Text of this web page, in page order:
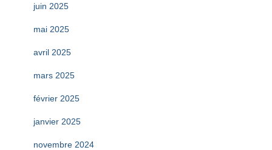
juin 2025
mai 2025
avril 2025
mars 2025
février 2025
janvier 2025
novembre 2024